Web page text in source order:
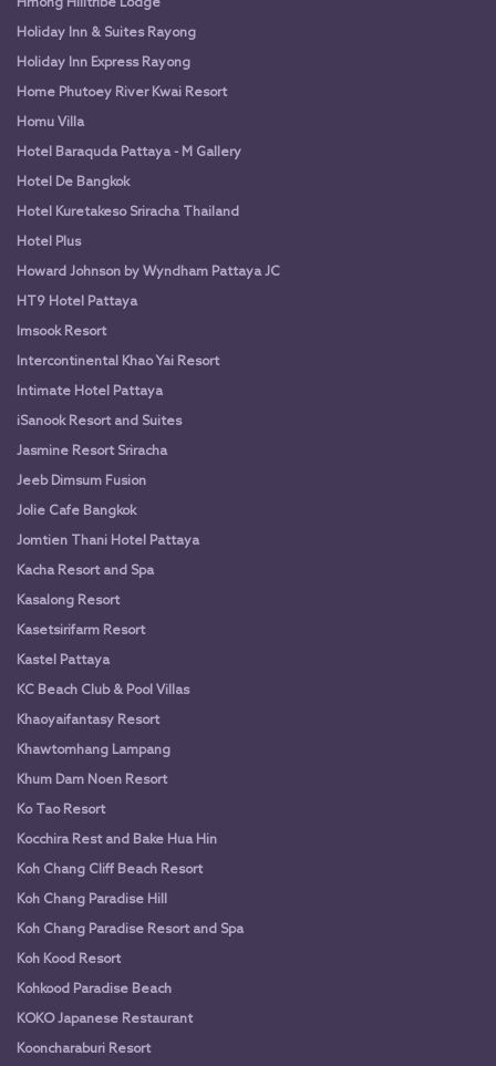
Hmong Hilltribe Lodge
Holiday Inn & Suites Rayong
Holiday Inn Express Rayong
Home Phutoey River Kwai Resort
Homu Villa
Hotel Baraquda Pattaya - M Gallery
Hotel De Bangkok
Hotel Kuretakeso Sriracha Thailand
Hotel Plus
Howard Johnson by Wyndham Pattaya JC
HT9 Hotel Pattaya
Imsook Resort
Intercontinental Khao Yai Resort
Intimate Hotel Pattaya
iSanook Resort and Suites
Jasmine Resort Sriracha
Jeeb Dimsum Fusion
Jolie Cafe Bangkok
Jomtien Thani Hotel Pattaya
Kacha Resort and Spa
Kasalong Resort
Kasetsirifarm Resort
Kastel Pattaya
KC Beach Club & Pool Villas
Khaoyaifantasy Resort
Khawtomhang Lampang
Khum Dam Noen Resort
Ko Tao Resort
Kocchira Rest and Bake Hua Hin
Koh Chang Cliff Beach Resort
Koh Chang Paradise Hill
Koh Chang Paradise Resort and Spa
Koh Kood Resort
Kohkood Paradise Beach
KOKO Japanese Restaurant
Kooncharaburi Resort